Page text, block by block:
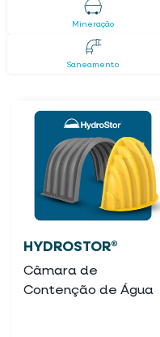
Mineração
Saneamento
HYDROSTOR®
Câmara de
Contenção de Água